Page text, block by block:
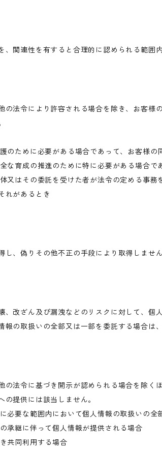
、関連性を有すると合理的に認められる範囲
の法令により許容される場合を除き、お客様
のために必要がある場合であって、お客様
な育成の推進のために特に必要がある場合
又はその委託を受けた者が法令の定める事
れがあるとき
、偽りその他不正の手段により取得しません
、改ざん及び漏洩などのリスクに対して、
報の取扱いの全部又は一部を委託する場合
の法令に基づき開示が認められる場合を除
提供には該当しません。
必要な範囲内において個人情報の取扱いの
承継に伴って個人情報が提供される場合
共同利用する場合